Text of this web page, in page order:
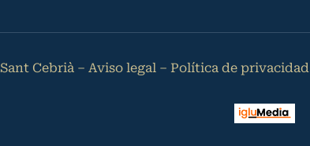
Cebrià – Aviso legal – Política de privacidad